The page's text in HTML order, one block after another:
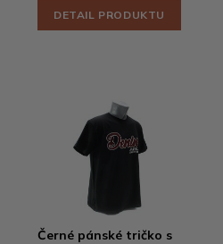
DETAIL PRODUKTU
Černé pánské tričko s